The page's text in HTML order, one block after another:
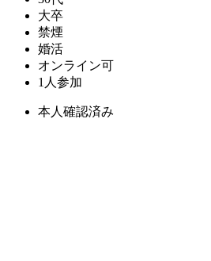
大卒
禁煙
婚活
オンライン可
1人参加
本人確認済み